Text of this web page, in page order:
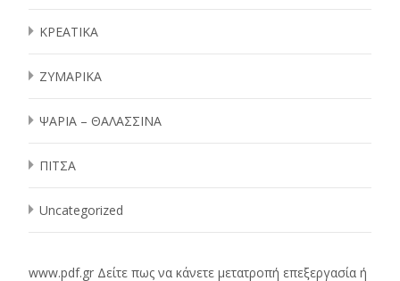
ΚΡΕΑΤΙΚΑ
ΖΥΜΑΡΙΚΑ
ΨΑΡΙΑ – ΘΑΛΑΣΣΙΝΑ
ΠΙΤΣΑ
Uncategorized
www.pdf.gr Δείτε πως να κάνετε μετατροπή επεξεργασία ή